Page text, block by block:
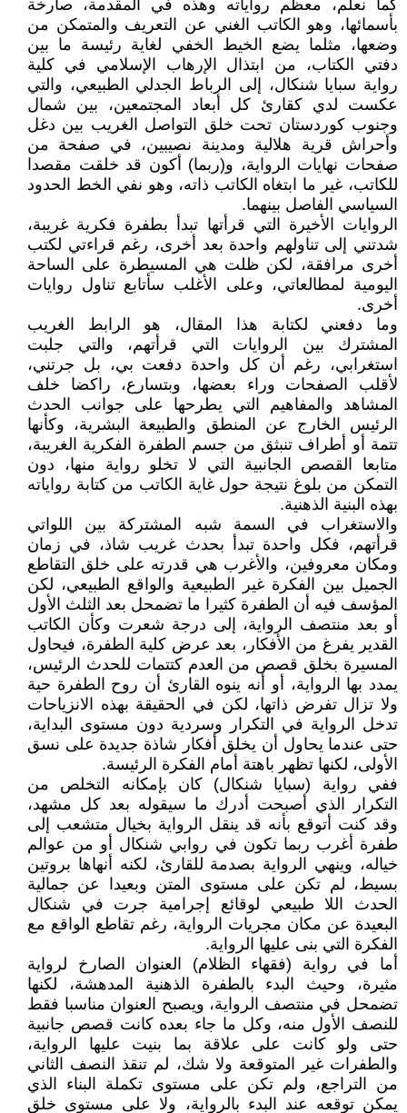
كما نعلم، معظم رواياته وهذه في المقدمة، صارخة
بأسمائها، وهو الكاتب الغني عن التعريف والمتمكن من
وضعها، مثلما يضع الخيط الخفي لغاية رئيسة ما بين
دفتي الكتاب، من ابتذال الإرهاب الإسلامي في كلية
رواية سبايا شنكال، إلى الرباط الجدلي الطبيعي، والتي
عكست لدي كقارئ كل أبعاد المجتمعين، بين شمال
وجنوب كوردستان تحت خلق التواصل الغريب بين دغل
وأحراش قرية هلالية ومدينة نصيبين، في صفحة من
صفحات نهايات الرواية، و(ربما) أكون قد خلقت مقصدا
للكاتب، غير ما ابتغاه الكاتب ذاته، وهو نفي الخط الحدود
السياسي الفاصل بينهما.
الروايات الأخيرة التي قرأتها تبدأ بطفرة فكرية غريبة،
شدتني إلى تناولهم واحدة بعد أخرى، رغم قراءتي لكتب
أخرى مرافقة، لكن ظلت هي المسيطرة على الساحة
اليومية لمطالعاتي، وعلى الأغلب سأتابع تناول روايات
أخرى.
وما دفعني لكتابة هذا المقال، هو الرابط الغريب
المشترك بين الروايات التي قرأتهم، والتي جلبت
استغرابي، رغم أن كل واحدة دفعت بي، بل جرتني،
لأقلب الصفحات وراء بعضها، وبتسارع، راكضا خلف
المشاهد والمفاهيم التي يطرحها على جوانب الحدث
الرئيس الخارج عن المنطق والطبيعة البشرية، وكأنها
تتمة أو أطراف تنبثق من جسم الطفرة الفكرية الغريبة،
متابعا القصص الجانبية التي لا تخلو رواية منها، دون
التمكن من بلوغ نتيجة حول غاية الكاتب من كتابة رواياته
بهذه البنية الذهنية.
والاستغراب في السمة شبه المشتركة بين اللواتي
قرأتهم، فكل واحدة تبدأ بحدث غريب شاذ، في زمان
ومكان معروفين، والأغرب هي قدرته على خلق التقاطع
الجميل بين الفكرة غير الطبيعية والواقع الطبيعي، لكن
المؤسف فيه أن الطفرة كثيرا ما تضمحل بعد الثلث الأول
أو بعد منتصف الرواية، إلى درجة شعرت وكأن الكاتب
القدير يفرغ من الأفكار، بعد عرض كلية الطفرة، فيحاول
المسيرة بخلق قصص من العدم كتتمات للحدث الرئيس،
يمدد بها الرواية، أو أنه ينوه القارئ أن روح الطفرة حية
ولا تزال تفرض ذاتها، لكن في الحقيقة بهذه الانزياحات
تدخل الرواية في التكرار وسردية دون مستوى البداية،
حتى عندما يحاول أن يخلق أفكار شاذة جديدة على نسق
الأولى، لكنها تظهر باهتة أمام الفكرة الرئيسة.
ففي رواية (سبايا شنكال) كان بإمكانه التخلص من
التكرار الذي أصبحت أدرك ما سيقوله بعد كل مشهد،
وقد كنت أتوقع بأنه قد ينقل الرواية بخيال متشعب إلى
طفرة أغرب ربما تكون في روابي شنكال أو من عوالم
خياله، وينهي الرواية بصدمة للقارئ، لكنه أنهاها بروتين
بسيط، لم تكن على مستوى المتن وبعيدا عن جمالية
الحدث اللا طبيعي لوقائع إجرامية جرت في شنكال
البعيدة عن مكان مجريات الرواية، رغم تقاطع الواقع مع
الفكرة التي بنى عليها الرواية.
أما في رواية (فقهاء الظلام) العنوان الصارخ لرواية
مثيرة، وحيث البدء بالطفرة الذهنية المدهشة، لكنها
تضمحل في منتصف الرواية، ويصبح العنوان مناسبا فقط
للنصف الأول منه، وكل ما جاء بعده كانت قصص جانبية
حتى ولو كانت على علاقة بما بنيت عليها الرواية،
والطفرات غير المتوقعة ولا شك، لم تنقذ النصف الثاني
من التراجع، ولم تكن على مستوى تكملة البناء الذي
يمكن توقعه عند البدء بالرواية، ولا على مستوى خلق